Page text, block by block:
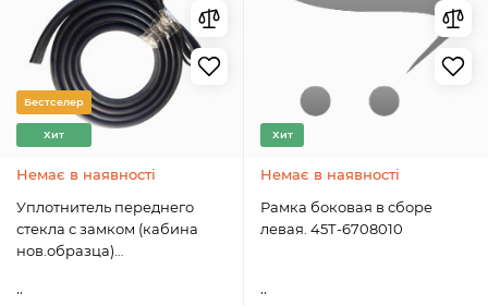
Бестселер
Хит
Немає в наявності
Уплотнитель переднего
стекла с замком (кабина
нов.образца)
..
Хит
Немає в наявності
Рамка боковая в сборе
левая. 45Т-6708010
..